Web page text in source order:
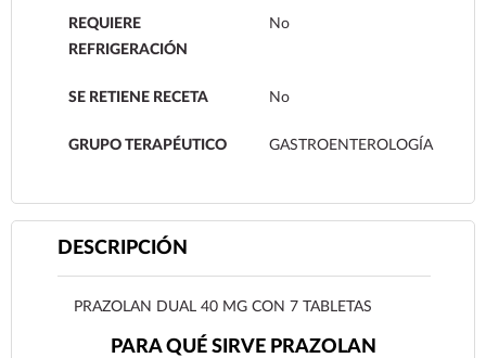
REQUIERE
REFRIGERACIÓN
No
SE RETIENE RECETA No
GRUPO TERAPÉUTICO GASTROENTEROLOGÍA
DESCRIPCIÓN
PRAZOLAN DUAL 40 MG CON 7 TABLETAS
PARA QUÉ SIRVE PRAZOLAN